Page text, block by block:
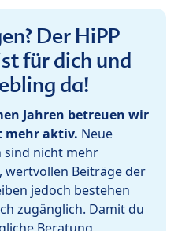
Der HiPP
für dich und
da!
Jahren betreuen wir
mehr aktiv. Neue
sind nicht mehr
wertvollen Beiträge der
jedoch bestehen
zugänglich. Damit du